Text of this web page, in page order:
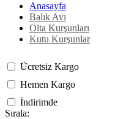
Anasayfa
Balık Avı
Olta Kurşunları
Kutu Kurşunlar
Ücretsiz Kargo
Hemen Kargo
İndirimde
Sırala: